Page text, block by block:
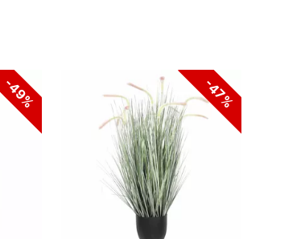
-49% -47%